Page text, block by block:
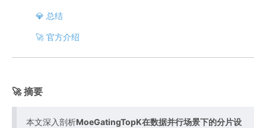
💎 总结
🚀 官方介绍
🚀 摘要
本文深入剖析MoeGatingTopK在数据并行场景下的分片设